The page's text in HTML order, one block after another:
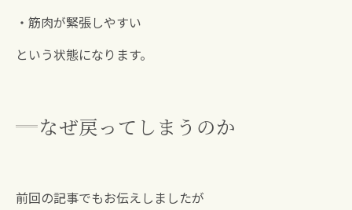
・筋肉が緊張しやすい
という状態になります。
なぜ戻ってしまうのか
前回の記事でもお伝えしましたが